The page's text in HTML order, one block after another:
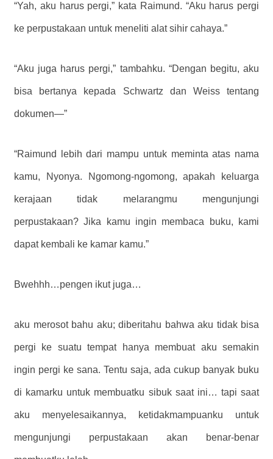
“Yah, aku harus pergi,” kata Raimund. “Aku harus pergi
ke perpustakaan untuk meneliti alat sihir cahaya.”
“Aku juga harus pergi,” tambahku. “Dengan begitu, aku
bisa bertanya kepada Schwartz dan Weiss tentang
dokumen—”
“Raimund lebih dari mampu untuk meminta atas nama
kamu, Nyonya. Ngomong-ngomong, apakah keluarga
kerajaan tidak melarangmu mengunjungi
perpustakaan? Jika kamu ingin membaca buku, kami
dapat kembali ke kamar kamu.”
Bwehhh…pengen ikut juga…
aku merosot bahu aku; diberitahu bahwa aku tidak bisa
pergi ke suatu tempat hanya membuat aku semakin
ingin pergi ke sana. Tentu saja, ada cukup banyak buku
di kamarku untuk membuatku sibuk saat ini… tapi saat
aku menyelesaikannya, ketidakmampuanku untuk
mengunjungi perpustakaan akan benar-benar